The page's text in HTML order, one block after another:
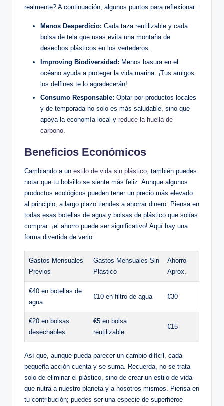
realmente? A continuación, algunos puntos para reflexionar:
Menos Desperdicio: Cada taza reutilizable y cada
bolsa de tela que usas evita una montaña de
desechos plásticos en los vertederos.
Improving Biodiversidad: Menos basura en el
océano ayuda a proteger la vida marina. ¡Tus amigos
los delfines te lo agradecerán!
Consumo Responsable: Optar por productos locales
y de temporada no solo es más saludable, sino que
apoya la economía local y reduce la huella de
carbono
Beneficios Económicos
Cambiando a un estilo de vida sin plástico , también puedes
notar que tu bolsillo se siente más feliz. Aunque algunos
productos ecológicos pueden tener un precio más elevado
al principio, a largo plazo tiendes a ahorrar dinero. Piensa en
todas esas botellas de agua y bolsas de plástico que solías
comprar: ¡el ahorro puede ser significativo! Aquí hay una
forma divertida de verlo:
Gastos Mensuales
Previos
Gastos Mensuales Sin
Plástico
Ahorro
Aprox.
€40 en botellas de
agua
€10 en filtro de agua €30
€20 en bolsas
desechables
€5 en bolsa
reutilizable
€15
Así que, aunque pueda parecer un cambio difícil, cada
pequeña acción cuenta y se suma. Recuerda, no se trata
solo de eliminar el plástico, sino de crear un estilo de vida
que nutra a nuestro planeta y a nosotros mismos. Piensa en
tu contribución; puedes ser una especie de superhéroe